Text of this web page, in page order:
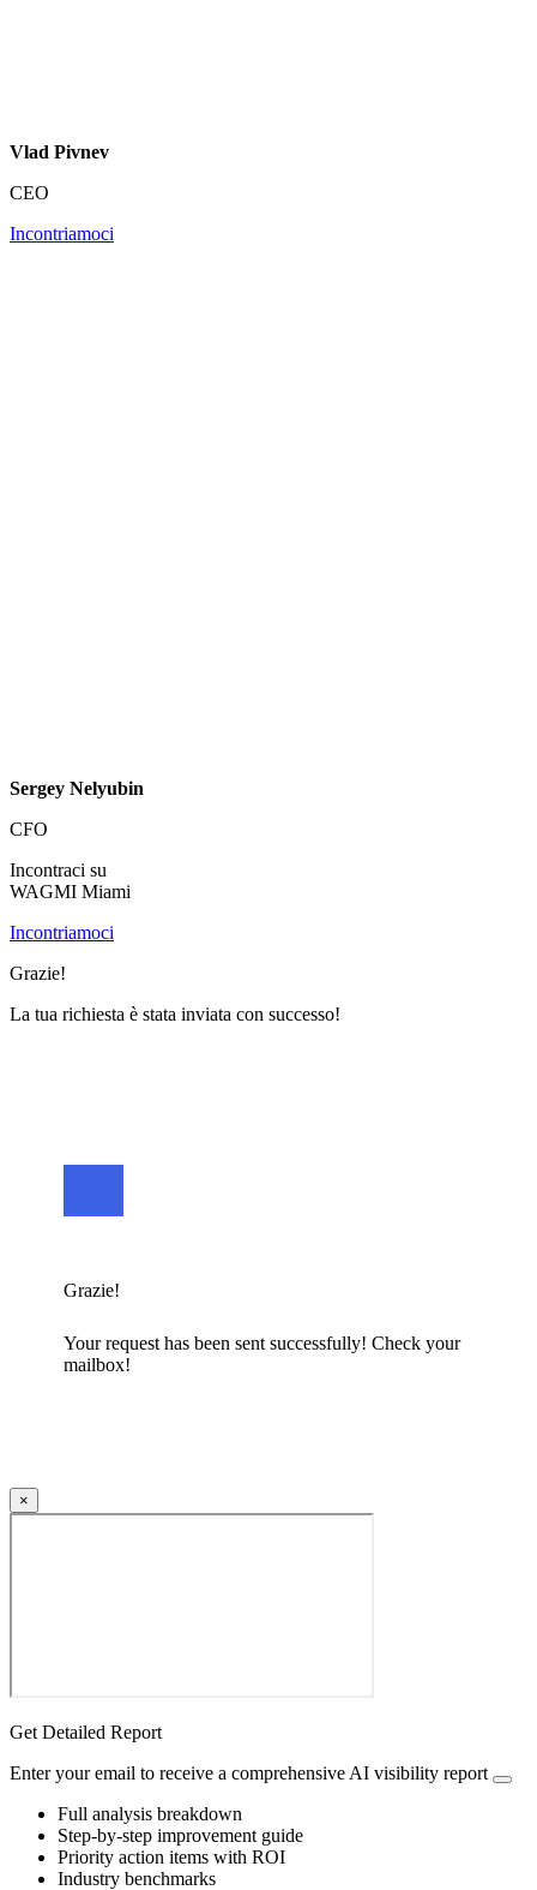
Vlad Pivnev
CEO
Incontriamoci
Sergey Nelyubin
CFO
Incontraci su
WAGMI Miami
Incontriamoci
Grazie!
La tua richiesta è stata inviata con successo!
Grazie!
Your request has been sent successfully! Check your
mailbox!
×
Get Detailed Report
Enter your email to receive a comprehensive AI visibility report
Full analysis breakdown
Step-by-step improvement guide
Priority action items with ROI
Industry benchmarks